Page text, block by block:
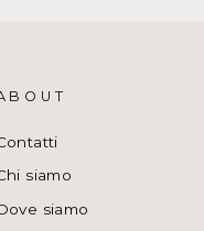
siamo
siamo